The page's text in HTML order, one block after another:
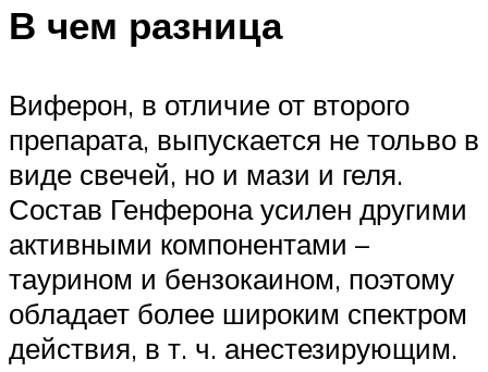
В чем разница
Виферон, в отличие от второго
препарата, выпускается не тольво в
виде свечей, но и мази и геля.
Состав Генферона усилен другими
активными компонентами –
таурином и бензокаином, поэтому
обладает более широким спектром
действия, в т. ч. анестезирующим.